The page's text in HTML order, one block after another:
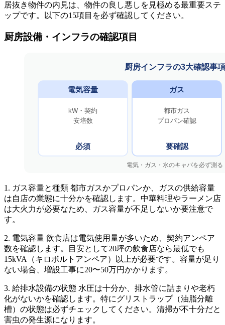
居抜き物件の内見は、物件の良し悪しを見極める最重要ステ
ップです。以下の15項目を必ず確認してください。
厨房設備・インフラの確認項目
1. ガス容量と種類 都市ガスかプロパンか、ガスの供給容量
は自店の業態に十分かを確認します。中華料理やラーメン店
は大火力が必要なため、ガス容量が不足しないか要注意で
す。
2. 電気容量 飲食店は電気使用量が多いため、契約アンペア
数を確認します。目安として20坪の飲食店なら最低でも
15kVA（キロボルトアンペア）以上が必要です。容量が足り
ない場合、増設工事に20〜50万円かかります。
3. 給排水設備の状態 水圧は十分か、排水管に詰まりや老朽
化がないかを確認します。特にグリストラップ（油脂分離
槽）の状態は必ずチェックしてください。清掃が不十分だと
害虫の発生源になります。